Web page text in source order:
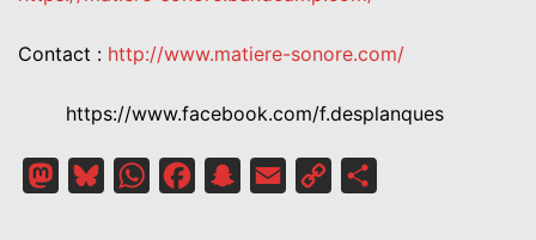
Contact : http://www.matiere-sonore.com/
https://www.facebook.com/f.desplanques
MastodonBlueskyWhatsAppFacebookSnapchat
Email
Copy